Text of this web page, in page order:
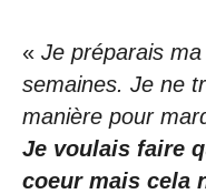
« Je préparais
semaines. Je ne
manière pour
Je voulais faire
coeur mais cela